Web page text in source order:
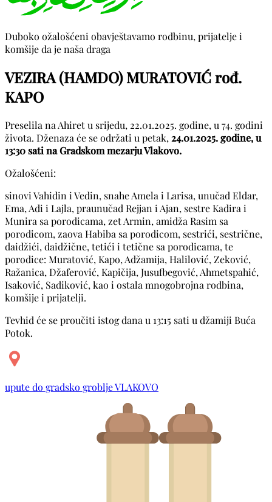
Duboko ožalošćeni obavještavamo rodbinu, prijatelje i
komšije da je naša draga
VEZIRA (HAMDO) MURATOVIĆ rođ.
KAPO
Preselila na Ahiret u srijedu, 22.01.2025. godine, u 74. godini
života. Dženaza će se održati u petak, 24.01.2025. godine, u
13:30 sati na Gradskom mezarju Vlakovo.
Ožalošćeni:
sinovi Vahidin i Vedin, snahe Amela i Larisa, unučad Eldar,
Ema, Adi i Lajla, praunučad Rejjan i Ajan, sestre Kadira i
Munira sa porodicama, zet Armin, amidža Rasim sa
porodicom, zaova Habiba sa porodicom, sestrići, sestrične,
daidžići, daidžične, tetići i tetične sa porodicama, te
porodice: Muratović, Kapo, Adžamija, Halilović, Zeković,
Ražanica, Džaferović, Kapičija, Jusufbegović, Ahmetspahić,
Isaković, Sadiković, kao i ostala mnogobrojna rodbina,
komšije i prijatelji.
Tevhid će se proučiti istog dana u 13:15 sati u džamiji Buća
Potok.
upute do gradsko groblje VLAKOVO